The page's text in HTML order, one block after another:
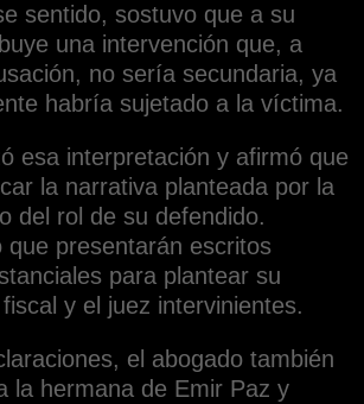
sentido, sostuvo que a su
una intervención que, a
no sería secundaria, ya
habría sujetado a la víctima.
esa interpretación y afirmó que
la narrativa planteada por la
del rol de su defendido.
que presentarán escritos
para plantear su
y el juez intervinientes.
el abogado también
la hermana de Emir Paz y